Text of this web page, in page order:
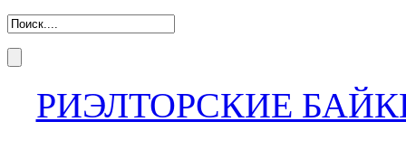
РИЭЛТОРСКИЕ